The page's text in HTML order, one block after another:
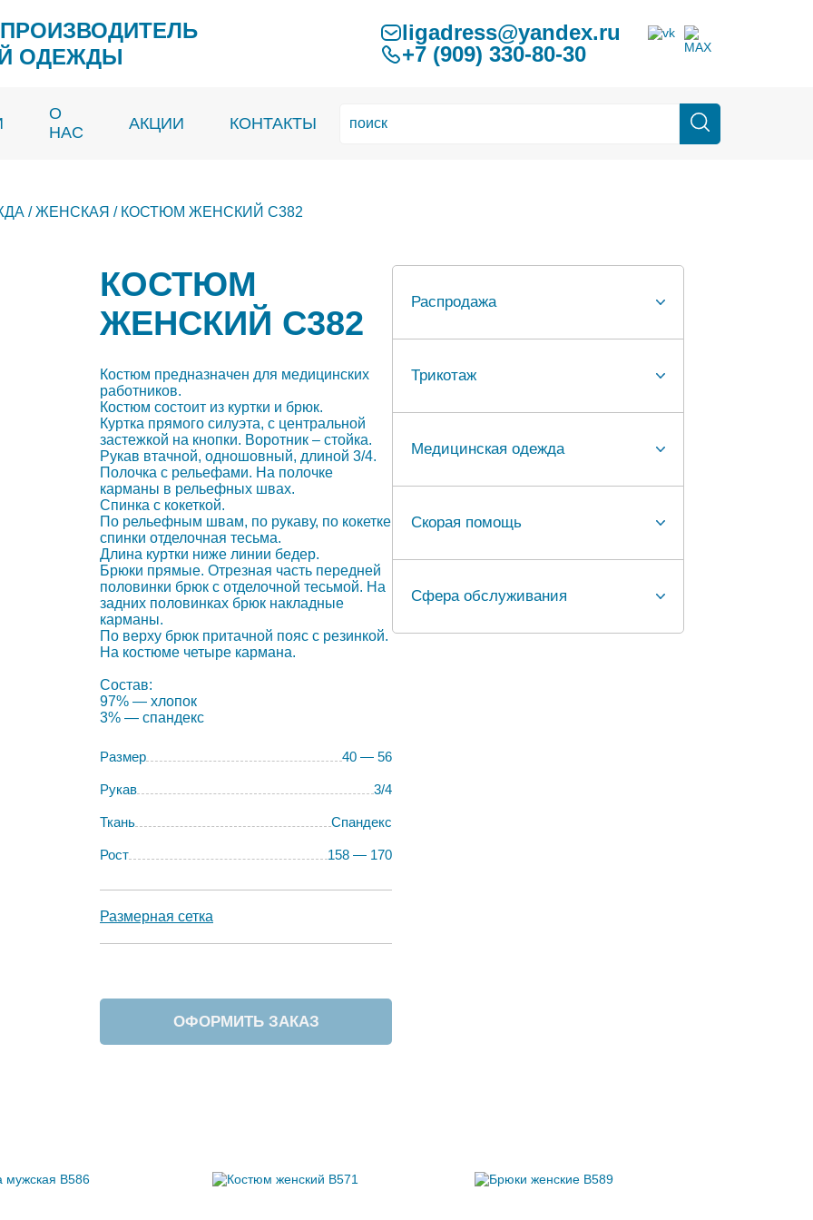
ОДЕЖДЫ
ligadress@yandex.ru
+7 (909) 330-80-30
О
НАС
АКЦИИ КОНТАКТЫ
/ЖЕНСКАЯ / КОСТЮМ ЖЕНСКИЙ С382
КОСТЮМ
ЖЕНСКИЙ С382
Костюм предназначен для медицинских
работников.
Костюм состоит из куртки и брюк.
Куртка прямого силуэта, с центральной
застежкой на кнопки. Воротник – стойка.
Рукав втачной, одношовный, длиной 3/4.
Полочка с рельефами. На полочке
карманы в рельефных швах.
Спинка с кокеткой.
По рельефным швам, по рукаву, по кокетке
спинки отделочная тесьма.
Длина куртки ниже линии бедер.
Брюки прямые. Отрезная часть передней
половинки брюк с отделочной тесьмой. На
задних половинках брюк накладные
карманы.
По верху брюк притачной пояс с резинкой.
На костюме четыре кармана.
Состав:
97% — хлопок
3% — спандекс
Размер 40 — 56
Рукав 3/4
Ткань Спандекс
Рост 158 — 170
Размерная сетка
ОФОРМИТЬ ЗАКАЗ
Распродажа
Трикотаж
Медицинская одежда
Скорая помощь
Сфера обслуживания